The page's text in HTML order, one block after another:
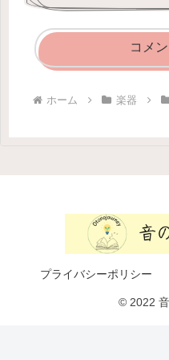
コメ
ホーム 楽器
プライバシーポリシー
© 2022